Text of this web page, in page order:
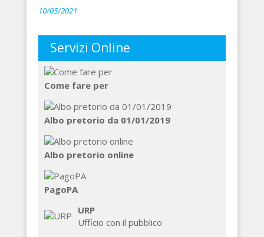
10/05/2021
Servizi Online
Come fare per
Albo pretorio da 01/01/2019
Albo pretorio online
PagoPA
URP
Ufficio con il pubblico